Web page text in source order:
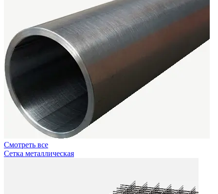
Смотреть все
Сетка металлическая